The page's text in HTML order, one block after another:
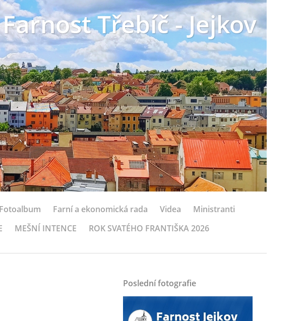
Farnost Třebíč - Jejkov
Fotoalbum Farní a ekonomická rada Videa
Ministranti
MEŠNÍ INTENCE ROK SVATÉHO FRANTIŠKA 2026
Poslední fotografie